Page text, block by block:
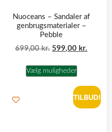
Nuoceans – Sandaler af
genbrugsmaterialer –
Pebble
699,00kr. 599,00 kr.
Vælg muligheder
TILBUD!